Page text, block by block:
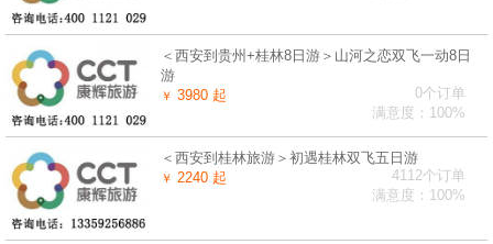
＜西安到贵州+桂林8日游＞山河之恋双飞一动8日
游
￥ 3980 起
0个订单
满意度：100%
＜西安到桂林旅游＞初遇桂林双飞五日游
￥ 2240 起
4112个订单
满意度：100%